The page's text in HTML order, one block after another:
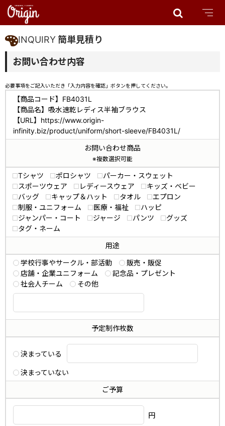
INQUIRY簡単見積り
お問い合わせ内容
必要事項をご記入いただき「入力内容を確認」ボタンを押してください。
【商品コード】FB4031L
【商品名】吸水速乾レディス半袖ブラウス
【URL】https://www.origin-
infinity.biz/product/uniform/short-sleeve/FB4031L/
お問い合わせ商品
※複数選択可能
Tシャツ ポロシャツ
パーカー・スウェット
スポーツウェア
レディースウェア
キッズ・ベビー
バッグ
キャップ＆ハット タオル
エプロン
制服・ユニフォーム
医療・福祉
ハッピ
ジャンパー・コート
ジャージ パンツ
グッズ
タグ・ネーム
用途
学校行事やサークル・部活動
販売・販促
店舗・企業ユニフォーム
記念品・プレゼント
社会人チーム
その他
予定制作枚数
決まっている
決まっていない
ご予算
円